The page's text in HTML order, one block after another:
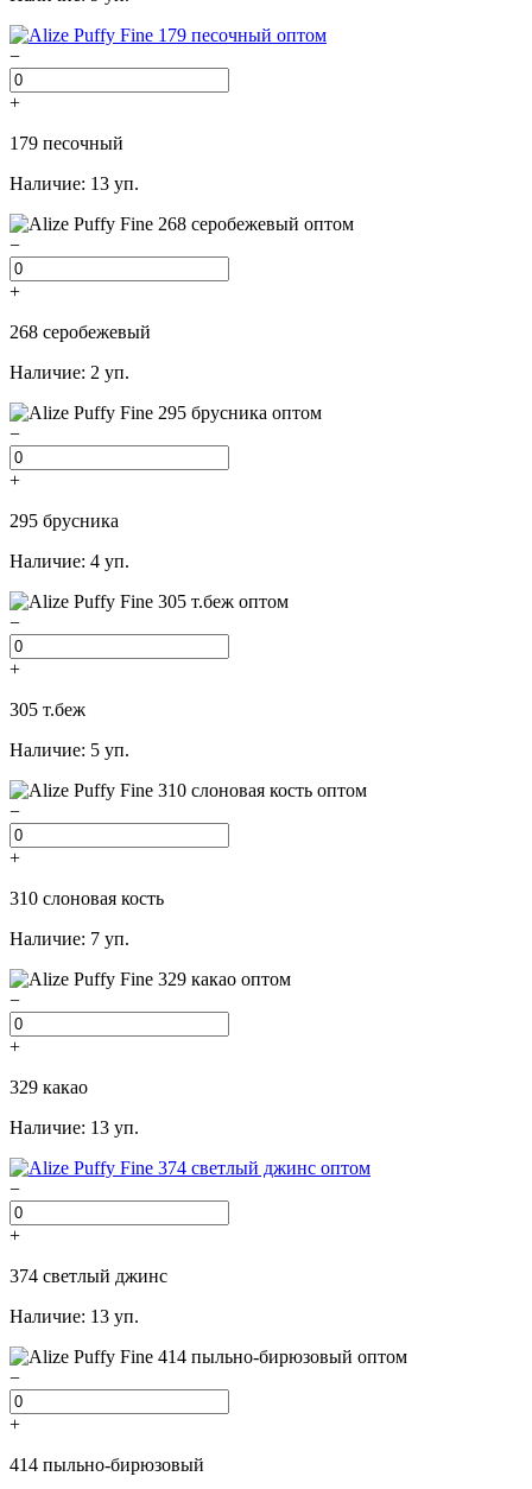
−
+
179 песочный
Наличие: 13 уп.
−
+
268 серобежевый
Наличие: 2 уп.
−
+
295 брусника
Наличие: 4 уп.
−
+
305 т.беж
Наличие: 5 уп.
−
+
310 слоновая кость
Наличие: 7 уп.
−
+
329 какао
Наличие: 13 уп.
−
+
374 светлый джинс
Наличие: 13 уп.
−
+
414 пыльно-бирюзовый